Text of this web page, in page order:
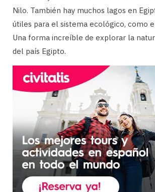
Nilo. También hay muchos lagos en
útiles para el sistema ecológico, como
Una forma increíble de explorar la
del país Egipto.